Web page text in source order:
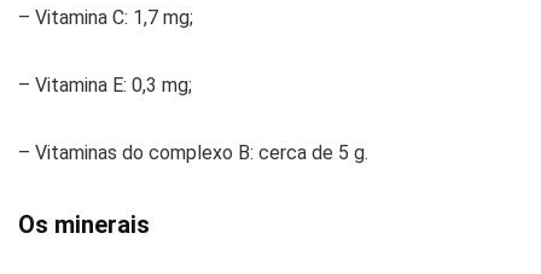
– Vitamina C: 1,7 mg;
– Vitamina E: 0,3 mg;
– Vitaminas do complexo B: cerca de 5 g.
Os minerais